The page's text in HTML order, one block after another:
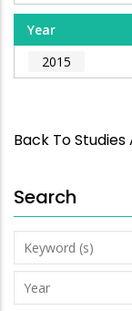
Year
2015
Back To
Search
Keyword
(s)
Year